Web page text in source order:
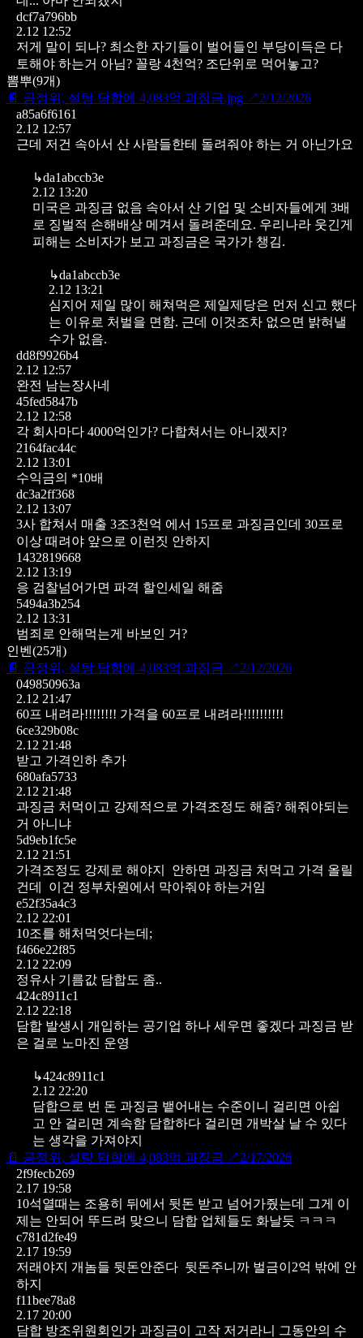
dcf7a796bb
2.12 12:52
저게 말이 되나? 최소한 자기들이 벌어들인 부당이득은 다
토해야 하는거 아님? 꼴랑 4천억? 조단위로 먹어놓고?
뽐뿌(9개)
📄 공정위, 설탕 담합에 4,083억 과징금.jpg ↗ 2/12/2026
a85a6f6161
2.12 12:57
근데 저건 속아서 산 사람들한테 돌려줘야 하는 거 아닌가요
↳da1abccb3e
2.12 13:20
미국은 과징금 없음 속아서 산 기업 및 소비자들에게 3배
로 징벌적 손해배상 메겨서 돌려준데요. 우리나라 웃긴게
피해는 소비자가 보고 과징금은 국가가 챙김.
↳da1abccb3e
2.12 13:21
심지어 제일 많이 해쳐먹은 제일제당은 먼저 신고 했다
는 이유로 처벌을 면함. 근데 이것조차 없으면 밝혀낼
수가 없음.
dd8f9926b4
2.12 12:57
완전 남는장사네
45fed5847b
2.12 12:58
각 회사마다 4000억인가? 다합쳐서는 아니겠지?
2164fac44c
2.12 13:01
수익금의 *10배
dc3a2ff368
2.12 13:07
3사 합쳐서 매출 3조3천억 에서 15프로 과징금인데 30프로
이상 때려야 앞으로 이런짓 안하지
1432819668
2.12 13:19
응 검찰넘어가면 파격 할인세일 해줌
5494a3b254
2.12 13:31
범죄로 안해먹는게 바보인 거?
인벤 (25개)
📄 공정위, 설탕 담합에 4,083억 과징금 ↗ 2/12/2026
049850963a
2.12 21:47
60프 내려라!!!!!!!! 가격을 60프로 내려라!!!!!!!!!!
6ce329b08c
2.12 21:48
받고 가격인하 추가
680afa5733
2.12 21:48
과징금 처먹이고 강제적으로 가격조정도 해줌? 해줘야되는
거 아니냐
5d9eb1fc5e
2.12 21:51
가격조정도 강제로 해야지
안하면 과징금 처먹고 가격 올릴
건데
이건 정부차원에서 막아줘야 하는거임
e52f35a4c3
2.12 22:01
10조를 해처먹엇다는데;
f466e22f85
2.12 22:09
정유사 기름값 담합도 좀..
424c8911c1
2.12 22:18
담합 발생시 개입하는 공기업 하나 세우면 좋겠다 과징금 받
은 걸로 노마진 운영
↳424c8911c1
2.12 22:20
담합으로 번 돈 과징금 뱉어내는 수준이니 걸리면 아쉽
고 안 걸리면 계속함 담합하다 걸리면 개박살 날 수 있다
는 생각을 가져야지
📄 공정위, 설탕 담합에 4,083억 과징금 ↗ 2/17/2026
2f9fecb269
2.17 19:58
10석열때는 조용히 뒤에서 뒷돈 받고 넘어가줬는데 그게 이
제는 안되어 뚜드려 맞으니 담합 업체들도 화날듯 ㅋㅋㅋ
c781d2fe49
2.17 19:59
저래야지 개놈들 뒷돈안준다 뒷돈주니까 벌금이2억 밖에 안
하지
f11bee78a8
2.17 20:00
담합 방조위원회인가 과징금이 고작 저거라니 그동안의 수